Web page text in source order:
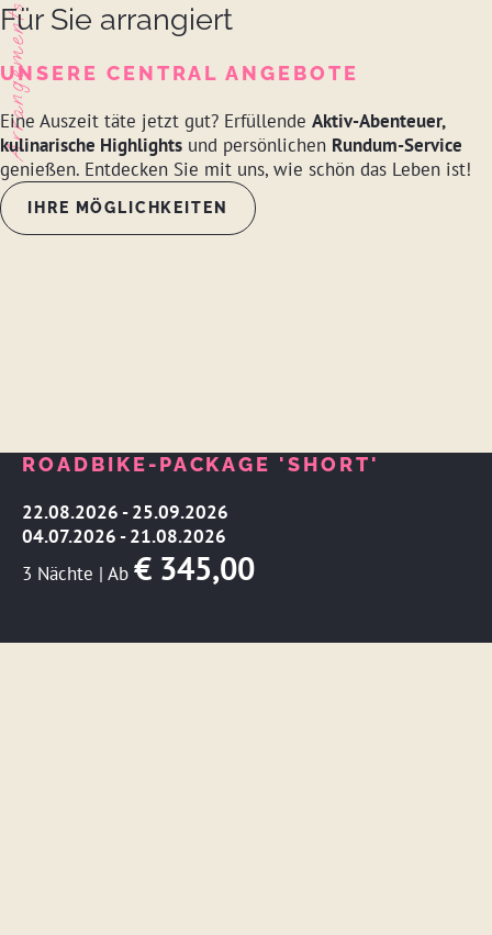
Arrangements
Für Sie arrangiert
UNSERE CENTRAL ANGEBOTE
Eine Auszeit täte jetzt gut? Erfüllende Aktiv-Abenteuer,
kulinarische Highlights und persönlichen Rundum-Service
genießen. Entdecken Sie mit uns, wie schön das Leben ist!
IHRE MÖGLICHKEITEN
ROADBIKE-PACKAGE 'SHORT'
22.08.2026 - 25.09.2026
04.07.2026 - 21.08.2026
3 Nächte | Ab € 345,00